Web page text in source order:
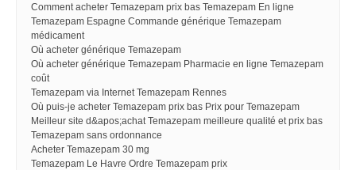
Comment acheter Temazepam prix bas Temazepam En ligne
Temazepam Espagne Commande générique Temazepam
médicament
Où acheter générique Temazepam
Où acheter générique Temazepam Pharmacie en ligne Temazepam
coût
Temazepam via Internet Temazepam Rennes
Où puis-je acheter Temazepam prix bas Prix pour Temazepam
Meilleur site d&apos;achat Temazepam meilleure qualité et prix bas
Temazepam sans ordonnance
Acheter Temazepam 30 mg
Temazepam Le Havre Ordre Temazepam prix